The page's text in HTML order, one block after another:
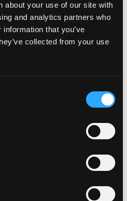
about your use of our site with
and analytics partners who
that you’ve
collected from your use
un cuchillo afilado y
las mejillas del mango
licúa los mangos hasta que
by YouTube. Please